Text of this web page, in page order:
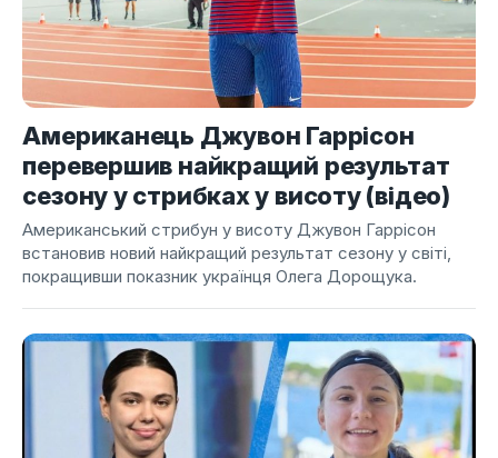
Американець Джувон Гаррісон
перевершив найкращий результат
сезону у стрибках у висоту (відео)
Американський стрибун у висоту Джувон Гаррісон
встановив новий найкращий результат сезону у світі,
покращивши показник українця Олега Дорощука.